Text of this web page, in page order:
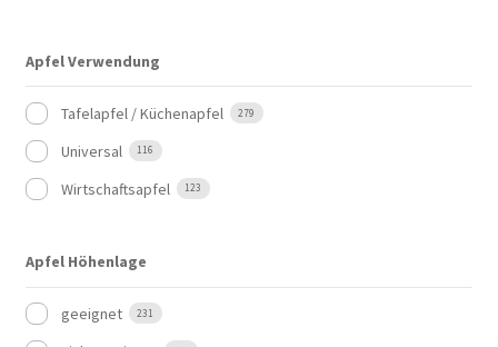
Apfel Verwendung
Tafelapfel / Küchenapfel 279
Universal 116
Wirtschaftsapfel 123
Apfel Höhenlage
geeignet 231